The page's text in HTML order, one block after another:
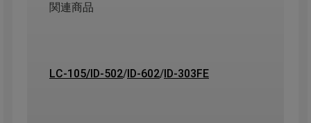
関連商品
LC-105/ID-502/ID-602/ID-303FE